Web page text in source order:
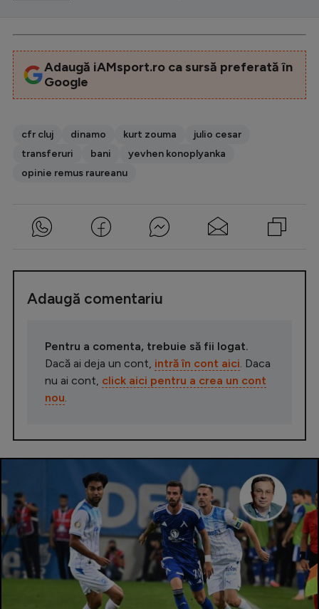
Adaugă iAMsport.ro ca sursă preferată în
Google
cfr cluj dinamo kurt zouma
julio cesar
transferuri
bani
yevhen konoplyanka
opinie remus raureanu
Adaugă comentariu
Pentru a comenta, trebuie să fii logat.
Dacă ai deja un cont, intră în cont aici . Daca
nu ai cont, click aici pentru a crea un cont
nou